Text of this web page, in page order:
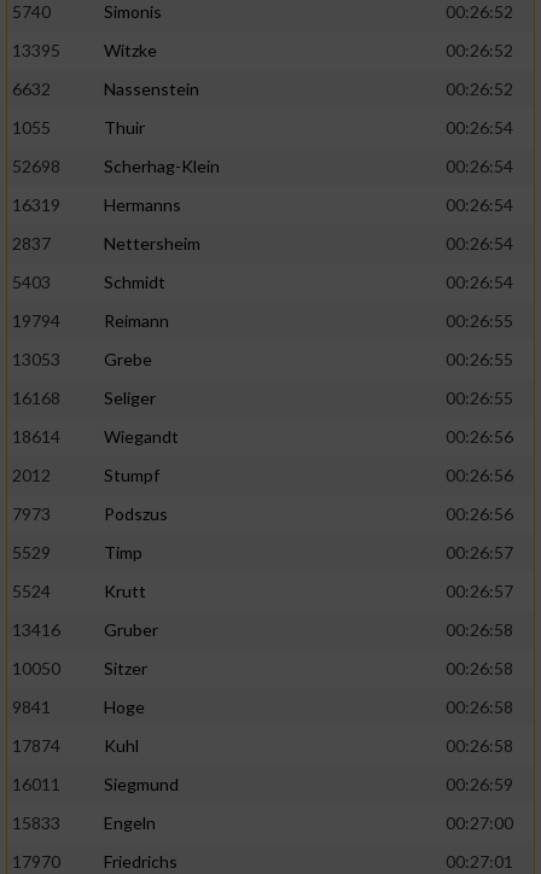
5740
Simonis
00:26:52
13395
Witzke
00:26:52
6632
Nassenstein
00:26:52
1055
Thuir
00:26:54
52698
Scherhag-Klein
00:26:54
16319
Hermanns
00:26:54
2837
Nettersheim
00:26:54
5403
Schmidt
00:26:54
19794
Reimann
00:26:55
13053
Grebe
00:26:55
16168
Seliger
00:26:55
18614
Wiegandt
00:26:56
2012
Stumpf
00:26:56
7973
Podszus
00:26:56
5529
Timp
00:26:57
5524
Krutt
00:26:57
13416
Gruber
00:26:58
10050
Sitzer
00:26:58
9841
Hoge
00:26:58
17874
Kuhl
00:26:58
16011
Siegmund
00:26:59
15833
Engeln
00:27:00
17970
Friedrichs
00:27:01